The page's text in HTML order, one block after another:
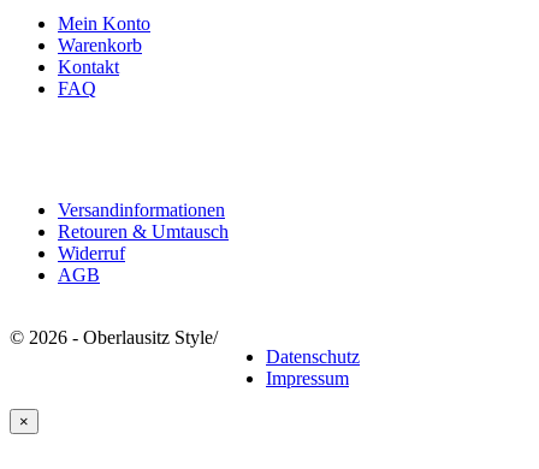
Mein Konto
Warenkorb
Kontakt
FAQ
Versandinformationen
Retouren & Umtausch
Widerruf
AGB
© 2026 - Oberlausitz Style/
Datenschutz
Impressum
×